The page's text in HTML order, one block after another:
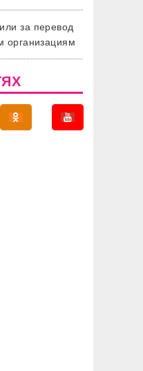
за перевод
организациям